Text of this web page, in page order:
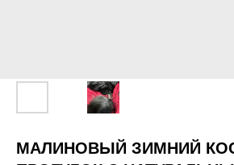
МАЛИНОВЫЙ ЗИМНИЙ